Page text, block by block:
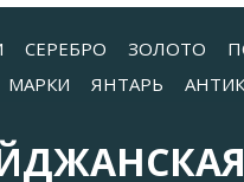
СЕРЕБРО ЗОЛОТО
МАРКИ ЯНТАРЬ